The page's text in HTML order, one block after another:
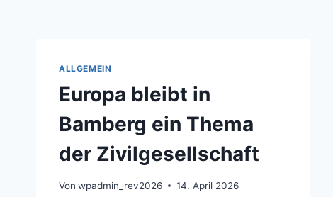
ALLGEMEIN
Europa bleibt in
Bamberg ein Thema
der Zivilgesellschaft
Von wpadmin_rev2026 14. April 2026